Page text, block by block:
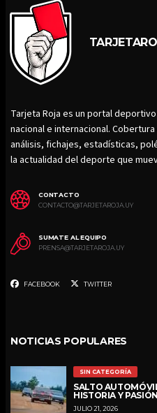
Tarjeta Roja es un portal
nacional e internacional. Cobertura
análisis, fichajes, estadísticas,
la actualidad del deporte que
CONTACTO
CONTACTO@TARJETAROJA.UY
SUMATE AL EQUIPO
PRENSA@TARJETAROJA.UY
FACEBOOK TWITTER
NOTICIAS POPULARES
SIN CATEGORÍA
SALTO
HISTORIA Y
JULIO 21, 2026